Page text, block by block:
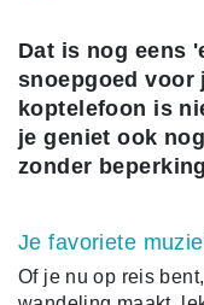
Dat is nog eens
snoepgoed voor
koptelefoon is
je geniet ook
zonder
Je favoriete
Of je nu op reis